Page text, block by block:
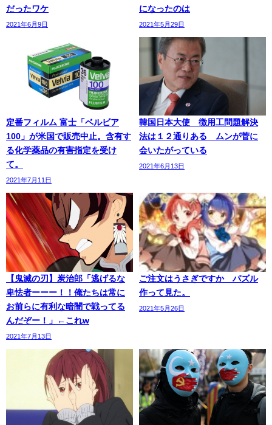
だったワケ
2021年6月9日
になったのは
2021年5月29日
定番フィルム 富士「ベルビア
100」が米国で販売中止。含有す
る化学薬品の有害指定を受け
て。
2021年7月11日
韓国日本大使 徴用工問題解決
法は１２通りある ムンが菅に
会いたがっている
2021年6月13日
【鬼滅の刃】炭治郎「逃げるな
卑怯者ーーー！！俺たちは常に
お前らに有利な暗闇で戦ってる
んだぞー！」←これw
2021年7月13日
ご注文はうさぎですか パズル
作って見た。
2021年5月26日